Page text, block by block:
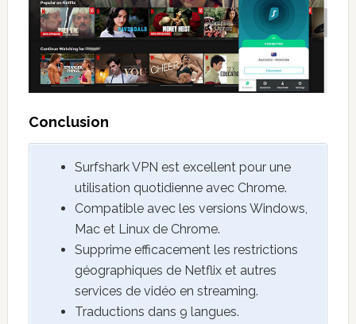
Conclusion
Surfshark VPN est excellent pour une
utilisation quotidienne avec Chrome.
Compatible avec les versions Windows,
Mac et Linux de Chrome.
Supprime efficacement les restrictions
géographiques de Netflix et autres
services de vidéo en streaming.
Traductions dans 9 langues.